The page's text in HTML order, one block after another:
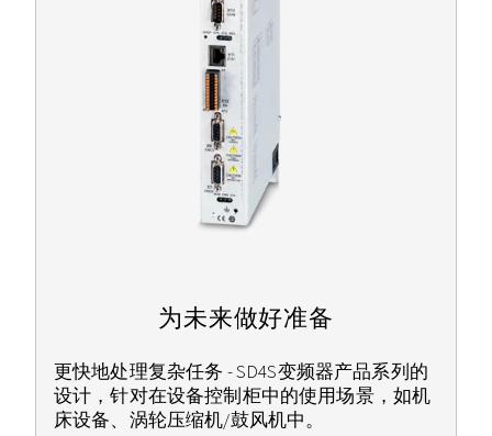
为未来做好准备
更快地处理复杂任务 - SD4S变频器产品系列的
设计，针对在设备控制柜中的使用场景，如机
床设备、涡轮压缩机/鼓风机中。